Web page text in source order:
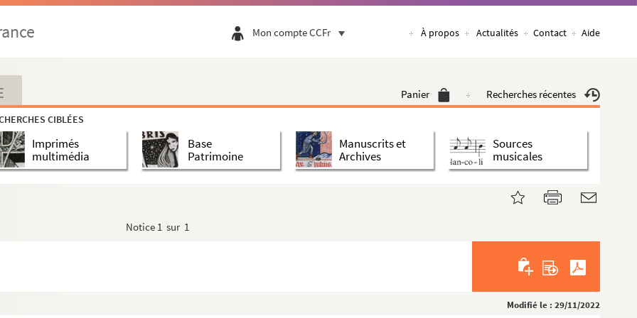
Mon compte CCFr À propos Actualités Contact Aide
Panier Recherches récentes
CIBLÉES
Imprimés
multimédia
Base
Patrimoine
Manuscrits et
Archives
Sources
musicales
Notice 1 sur 1
Modifié le : 29/11/2022